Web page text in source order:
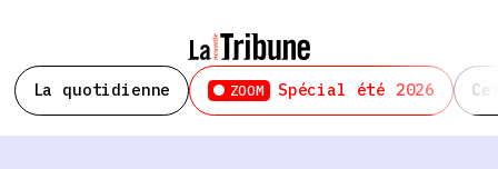
La quotidienne ZOOM Spécial été 2026